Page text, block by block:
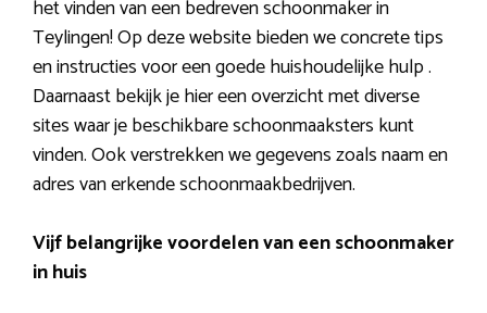
het vinden van een bedreven schoonmaker in
Teylingen! Op deze website bieden we concrete tips
en instructies voor een goede huishoudelijke hulp .
Daarnaast bekijk je hier een overzicht met diverse
sites waar je beschikbare schoonmaaksters kunt
vinden. Ook verstrekken we gegevens zoals naam en
adres van erkende schoonmaakbedrijven.
Vijf belangrijke voordelen van een schoonmaker
in huis